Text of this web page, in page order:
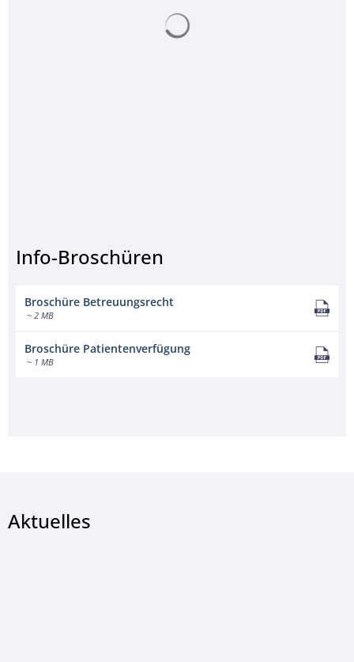
Info-Broschüren
Broschüre Betreuungsrecht
~ 2 MB
Broschüre Patientenverfügung
~ 1 MB
Aktuelles